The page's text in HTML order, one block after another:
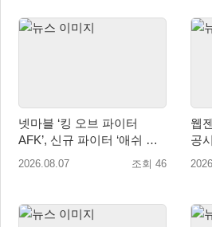
넷마블 ‘킹 오브 파이터
AFK’, 신규 파이터 ‘애쉬 크
림존’ 업데이트
2026.08.07 조회 46
웹
공시